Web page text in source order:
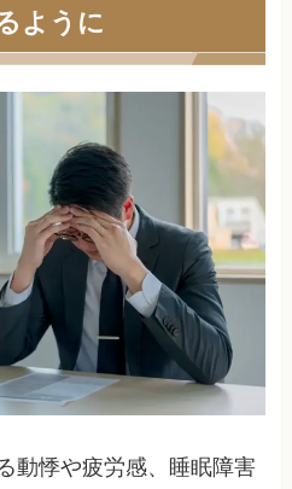
ように
動悸や疲労感、睡眠障害